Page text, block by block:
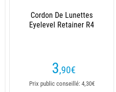
Cordon De Lunettes
Eyelevel Retainer R4
3,90€
Prix public conseillé: 4,30€